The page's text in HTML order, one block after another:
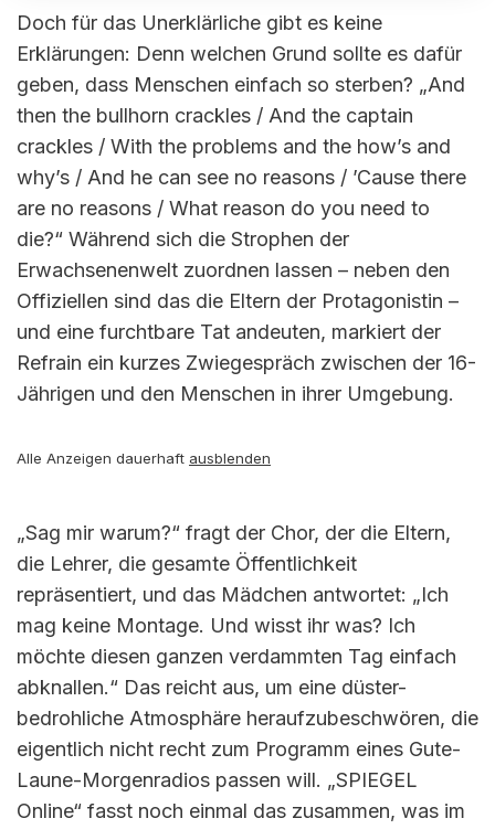
Doch für das Unerklärliche gibt es keine
Erklärungen: Denn welchen Grund sollte es dafür
geben, dass Menschen einfach so sterben? „And
then the bullhorn crackles / And the captain
crackles / With the problems and the how’s and
why’s / And he can see no reasons / ’Cause there
are no reasons / What reason do you need to
die?“ Während sich die Strophen der
Erwachsenenwelt zuordnen lassen – neben den
Offiziellen sind das die Eltern der Protagonistin –
und eine furchtbare Tat andeuten, markiert der
Refrain ein kurzes Zwiegespräch zwischen der 16-
Jährigen und den Menschen in ihrer Umgebung.
Alle Anzeigen dauerhaft ausblenden
„Sag mir warum?“ fragt der Chor, der die Eltern,
die Lehrer, die gesamte Öffentlichkeit
repräsentiert, und das Mädchen antwortet: „Ich
mag keine Montage. Und wisst ihr was? Ich
möchte diesen ganzen verdammten Tag einfach
abknallen.“ Das reicht aus, um eine düster-
bedrohliche Atmosphäre heraufzubeschwören, die
eigentlich nicht recht zum Programm eines Gute-
Laune-Morgenradios passen will. „SPIEGEL
Online“ fasst noch einmal das zusammen, was im